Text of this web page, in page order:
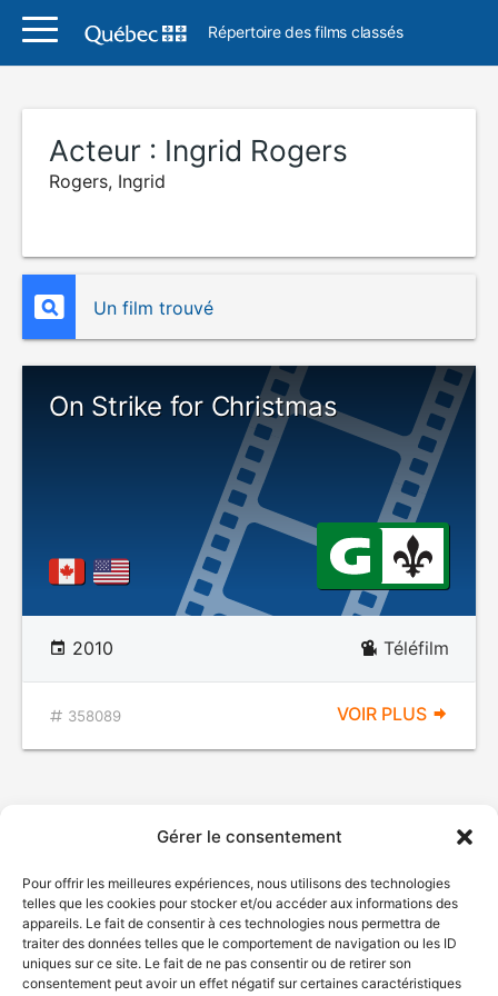
Gérer le consentement
Pour offrir les meilleures expériences, nous utilisons des technologies
telles que les cookies pour stocker et/ou accéder aux informations des
appareils. Le fait de consentir à ces technologies nous permettra de
traiter des données telles que le comportement de navigation ou les ID
uniques sur ce site. Le fait de ne pas consentir ou de retirer son
consentement peut avoir un effet négatif sur certaines caractéristiques
Répertoire des films classés
Acteur : Ingrid Rogers
Rogers, Ingrid
Un film trouvé
On Strike for Christmas
2010 Téléfilm
358089 VOIR PLUS